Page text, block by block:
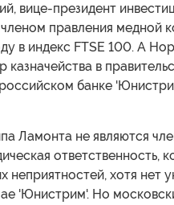
вице-президент
правления медной
в индекс FTSE 100. А
в
банке
Ламонта не являются
ответственность,
неприятностей, хотя нет
'Юнистрим'. Но